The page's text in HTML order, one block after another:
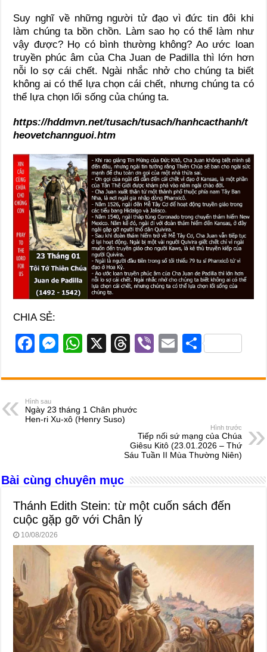
Suy nghĩ về những người tử đạo vì đức tin đôi khi
làm chúng ta bồn chồn. Làm sao họ có thể làm như
vậy được? Họ có bình thường không? Ao ước loan
truyền phúc âm của Cha Juan de Padilla thì lớn hơn
nỗi lo sợ cái chết. Ngài nhắc nhở cho chúng ta biết
không ai có thể lựa chọn cái chết, nhưng chúng ta có
thể lựa chọn lối sống của chúng ta.
https://hddmvn.net/tusach/tusach/hanhcacthanh/t
heovetchannguoi.htm
CHIA SẺ:
F
c
e
b
k
M
ss
n
W
at
A
X
T
e
d
s
Vi
er
E
ail
S
ar
Hình sau
Ngày 23 tháng 1 Chân phước
Hen-ri Xu-xô (Henry Suso)
Hình trước
Tiếp nối sứ mạng của Chúa
Giêsu Kitô (23.01.2026 – Thứ
Sáu Tuần II Mùa Thường Niên)
Bài cùng chuyên mục
Thánh Edith Stein: từ một cuốn sách đến
cuộc gặp gỡ với Chân lý
10/08/2026